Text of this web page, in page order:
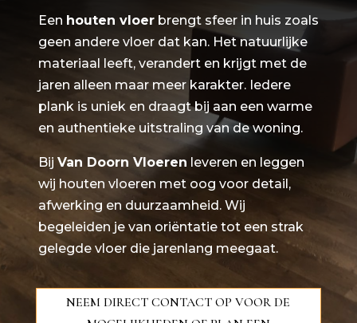
Een houten vloer brengt sfeer in huis zoals
geen andere vloer dat kan. Het natuurlijke
materiaal leeft, verandert en krijgt met de
jaren alleen maar meer karakter. Iedere
plank is uniek en draagt bij aan een warme
en authentieke uitstraling van de woning.
BijVan Doorn Vloeren leveren en leggen
wij houten vloeren met oog voor detail,
afwerking en duurzaamheid. Wij
begeleiden je van oriëntatie tot een strak
gelegde vloer die jarenlang meegaat.
NEEM DIRECT CONTACT OP VOOR DE